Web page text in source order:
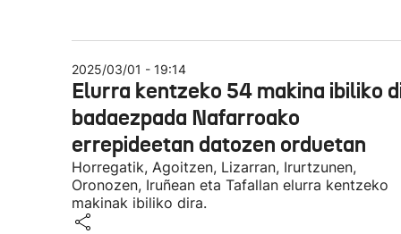
2025/03/01 - 19:14
Elurra kentzeko 54 makina ibiliko
badaezpada Nafarroako
errepideetan datozen orduetan
Horregatik, Agoitzen, Lizarran, Irurtzunen,
Oronozen, Iruñean eta Tafallan elurra kentzeko
makinak ibiliko dira.